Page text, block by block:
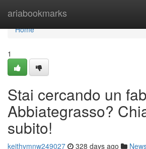
ariabookmarks
Home
Home
1
Stai cercando un
Abbiategrasso?
subito!
keithvmnw249027 328 days ago